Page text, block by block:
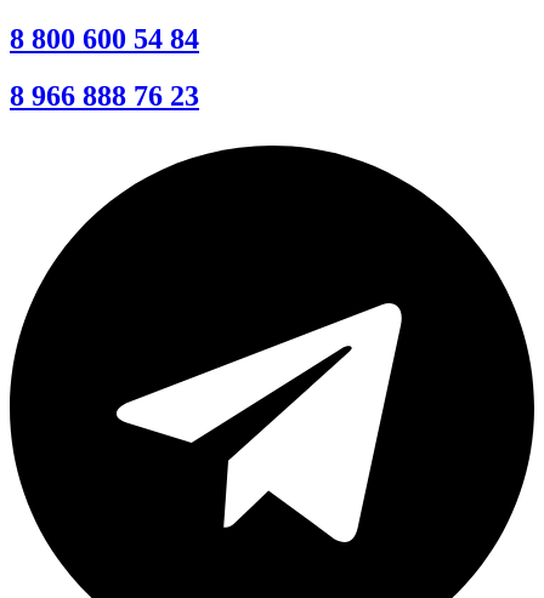
8 800 600 54 84
8 966 888 76 23